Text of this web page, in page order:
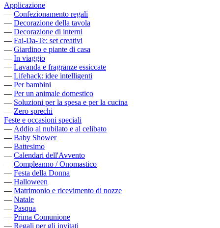
Applicazione
— Confezionamento regali
— Decorazione della tavola
— Decorazione di interni
— Fai-Da-Te: set creativi
— Giardino e piante di casa
— In viaggio
— Lavanda e fragranze essiccate
— Lifehack: idee intelligenti
— Per bambini
— Per un animale domestico
— Soluzioni per la spesa e per la cucina
— Zero sprechi
Feste e occasioni speciali
— Addio al nubilato e al celibato
— Baby Shower
— Battesimo
— Calendari dell'Avvento
— Compleanno / Onomastico
— Festa della Donna
— Halloween
— Matrimonio e ricevimento di nozze
— Natale
— Pasqua
— Prima Comunione
— Regali per gli invitati